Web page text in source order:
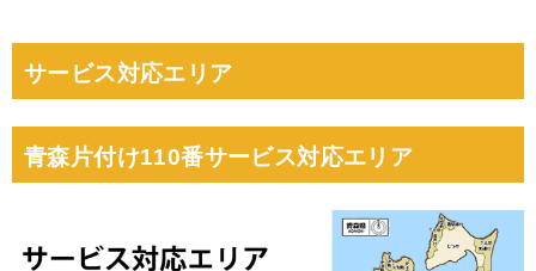
サービス対応エリア
青森片付け110番サービス対応エリア